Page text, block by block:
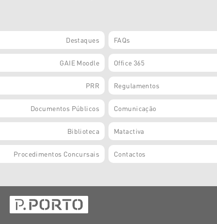
Destaques FAQs
GAIE Moodle Office 365
PRR Regulamentos
Documentos Públicos Comunicação
Biblioteca Matactiva
Procedimentos Concursais Contactos